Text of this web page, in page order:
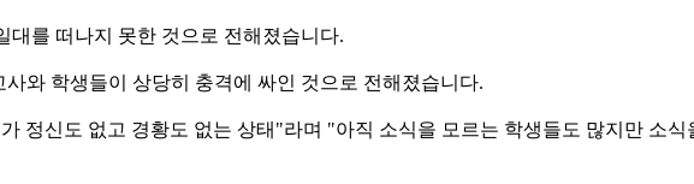
대를 떠나지 못한 것으로 전해졌습니다.
와 학생들이 상당히 충격에 싸인 것으로 전해졌습니다.
정신도 없고 경황도 없는 상태"라며 "아직 소식을 모르는 학생들도 많지만 소